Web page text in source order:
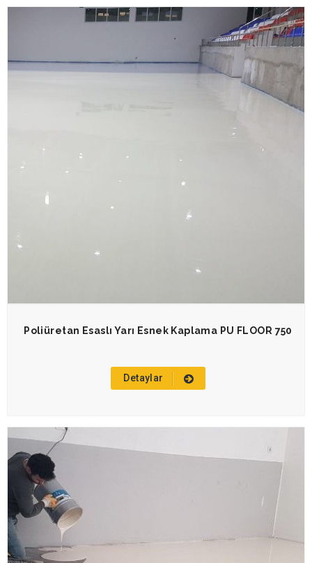
Poliüretan Esaslı Yarı Esnek Kaplama PU FLOOR 750
Detaylar